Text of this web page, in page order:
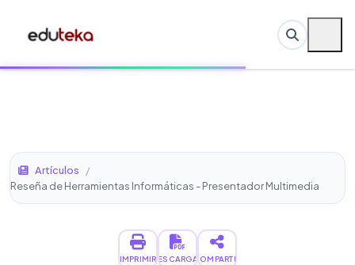
Artículos
/
Reseña de Herramientas Informáticas - Presentador Multimedia
IMPRIMIRDESCARGARCOMPARTIR